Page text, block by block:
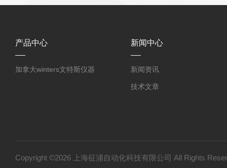
产品中心
加拿大winters文特斯仪器
新闻中心
新闻资讯
技术文章
Copyright ©2026 上海征浦自动化科技有限公司 All Rights